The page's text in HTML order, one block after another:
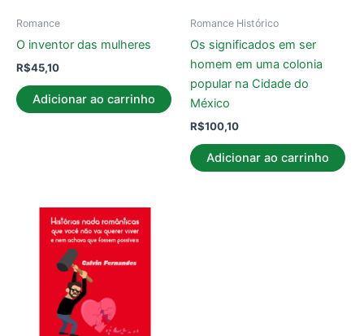
Romance
O inventor das mulheres
R$45,10
Adicionar ao carrinho
Romance Histórico
Os significados em ser
homem em uma colonia
popular na Cidade do
México
R$100,10
Adicionar ao carrinho